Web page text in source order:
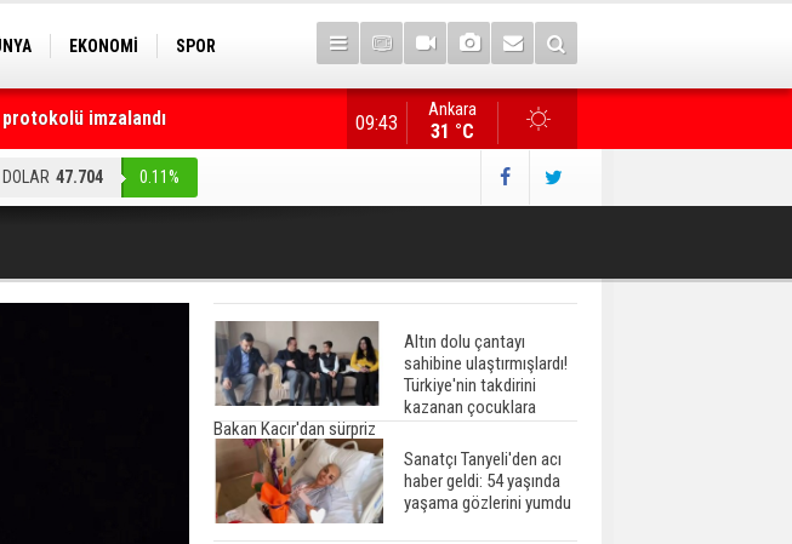
EKONOMİ
SPOR
imzalandı
Gazete manşetlerinde yeni gün...
Ankara
31 °C
09:43
DOLAR 47.704 0.11%
Altın dolu çantayı
sahibine ulaştırmışlardı!
Türkiye'nin takdirini
kazanan çocuklara
Bakan Kacır'dan sürpriz
Sanatçı Tanyeli'den acı
haber geldi: 54 yaşında
yaşama gözlerini yumdu